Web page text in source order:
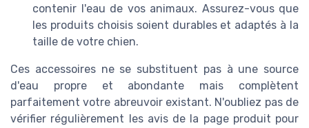
contenir l'eau de vos animaux. Assurez-vous que
les produits choisis soient durables et adaptés à la
taille de votre chien.
Ces accessoires ne se substituent pas à une source
d'eau propre et abondante mais complètent
parfaitement votre abreuvoir existant. N'oubliez pas de
vérifier régulièrement les avis de la page produit pour